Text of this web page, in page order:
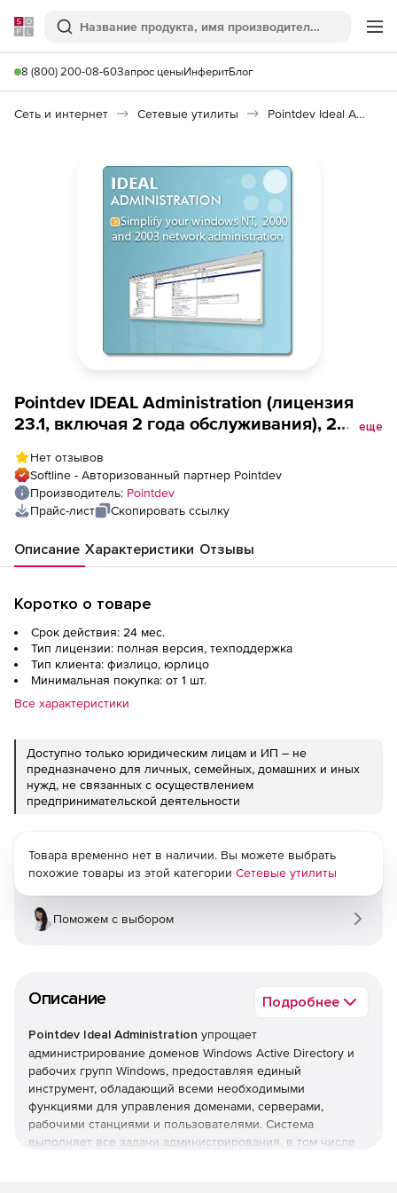
Softline
Поиск
8 (800) 200-08-60Запрос ценыИнферитБлог
Сеть и интернет Сетевые утилиты Pointdev Ideal Administration
Pointdev IDEAL Administration (лицензия
23.1, включая 2 года обслуживания), 2
еще
Нет отзывов
Softline - Авторизованный партнер Pointdev
Производитель: Pointdev
Прайс-лист
Скопировать ссылку
Описание Характеристики Отзывы
Коротко о товаре
Срок действия: 24 мес.
Тип лицензии: полная версия, техподдержка
Тип клиента: физлицо, юрлицо
Минимальная покупка: от 1 шт.
Все характеристики
Доступно только юридическим лицам и ИП – не
предназначено для личных, семейных, домашних и иных
нужд, не связанных с осуществлением
предпринимательской деятельности
Описание Подробнее
Pointdev Ideal Administration упрощает
администрирование доменов Windows Active Directory и
рабочих групп Windows, предоставляя единый
инструмент, обладающий всеми необходимыми
функциями для управления доменами, серверами,
рабочими станциями и пользователями. Система
выполняет все задачи администрирования, в том числе
Товара временно нет в наличии. Вы можете выбрать
похожие товары из этой категории Сетевые утилиты
Поможем с выбором